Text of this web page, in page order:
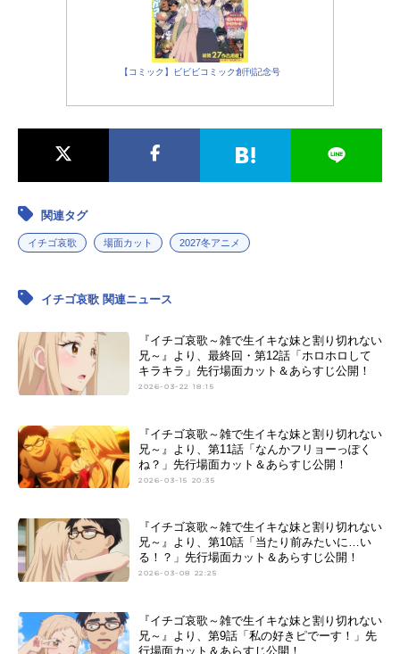
【コミック】ビビビコミック創刊記念号
関連タグ
イチゴ哀歌 場面カット 2027冬アニメ
イチゴ哀歌 関連ニュース
『イチゴ哀歌～雑で生イキな妹と割り切れない
兄～』より、最終回・第12話「ホロホロして
キラキラ」先行場面カット＆あらすじ公開！
2026-03-22 18:15
『イチゴ哀歌～雑で生イキな妹と割り切れない
兄～』より、第11話「なんかフリョーっぽく
ね？」先行場面カット＆あらすじ公開！
2026-03-15 20:35
『イチゴ哀歌～雑で生イキな妹と割り切れない
兄～』より、第10話「当たり前みたいに…い
る！？」先行場面カット＆あらすじ公開！
2026-03-08 22:25
『イチゴ哀歌～雑で生イキな妹と割り切れない
兄～』より、第9話「私の好きピでーす！」先
行場面カット＆あらすじ公開！